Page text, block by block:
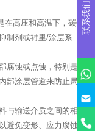
在高压和高温下，碳钢
制剂或衬里/涂层系
腐蚀或点蚀，特别是
部涂层管道来防止局
与输送介质之间的相
避免变形、应力腐蚀
联系我们